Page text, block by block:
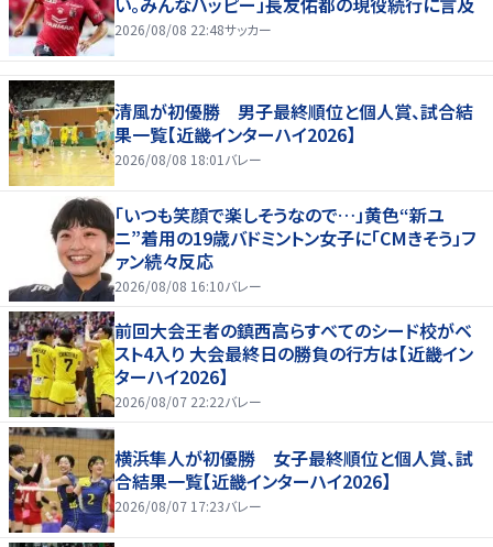
2026/08/08 22:48サッカー
清風が初優勝 男子最終順位と個人賞、試合結
果一覧【近畿インターハイ2026】
2026/08/08 18:01 バレー
「いつも笑顔で楽しそうなので…」黄色“新ユ
ニ”着用の19歳バドミントン女子に「CMきそう」フ
ァン続々反応
2026/08/08 16:10バレー
前回大会王者の鎮西高らすべてのシード校がベ
スト4入り 大会最終日の勝負の行方は【近畿イン
ターハイ2026】
2026/08/07 22:22バレー
横浜隼人が初優勝 女子最終順位と個人賞、試
合結果一覧【近畿インターハイ2026】
2026/08/07 17:23バレー